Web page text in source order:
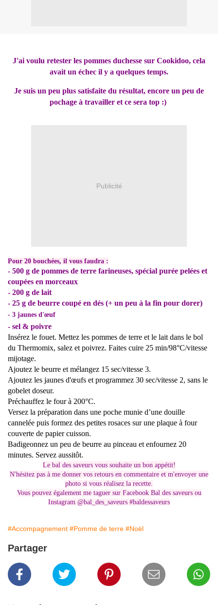
J'ai voulu retester les pommes duchesse sur Cookidoo, cela
avait un échec il y a quelques temps.
Je suis un peu plus satisfaite du résultat, encore un peu de
pochage à travailler et ce sera top :)
Publicité
Pour 20 bouchées, il vous faudra :
- 500 g de pommes de terre farineuses, spécial purée pelées et
coupées en morceaux
- 200 g de lait
- 25 g de beurre coupé en dés (+ un peu à la fin pour dorer)
- 3 jaunes d'œuf
- sel & poivre
Insérez le fouet. Mettez les pommes de terre et le lait dans le bol
du Thermomix, salez et poivrez. Faites cuire 25 min/98°C/vitesse
mijotage.
Ajoutez le beurre et mélangez 15 sec/vitesse 3.
Ajoutez les jaunes d'œufs et programmez 30 sec/vitesse 2, sans le
gobelet doseur.
Préchauffez le four à 200°C.
Versez la préparation dans une poche munie d’une douille
cannelée puis formez des petites rosaces sur une plaque à four
couverte de papier cuisson.
Badigeonnez un peu de beurre au pinceau et enfournez 20
minutes. Servez aussitôt.
Le bal des saveurs vous souhaite un bon appétit!
N'hésitez pas à me donner vos retours en commentaire et m'envoyer une
photo si vous réalisez la recette.
Vous pouvez également me taguer sur Facebook Bal des saveurs ou
Instagram @bal_des_saveurs #baldessaveurs
#Accompagnement #Pomme de terre #Noël
Partager